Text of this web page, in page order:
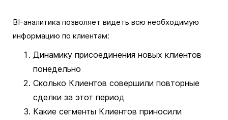
BI-аналитика позволяет видеть всю необходимую
информацию по клиентам:
Динамику присоединения новых клиентов
понедельно
Сколько Клиентов совершили повторные
сделки за этот период
Какие сегменты Клиентов приносили